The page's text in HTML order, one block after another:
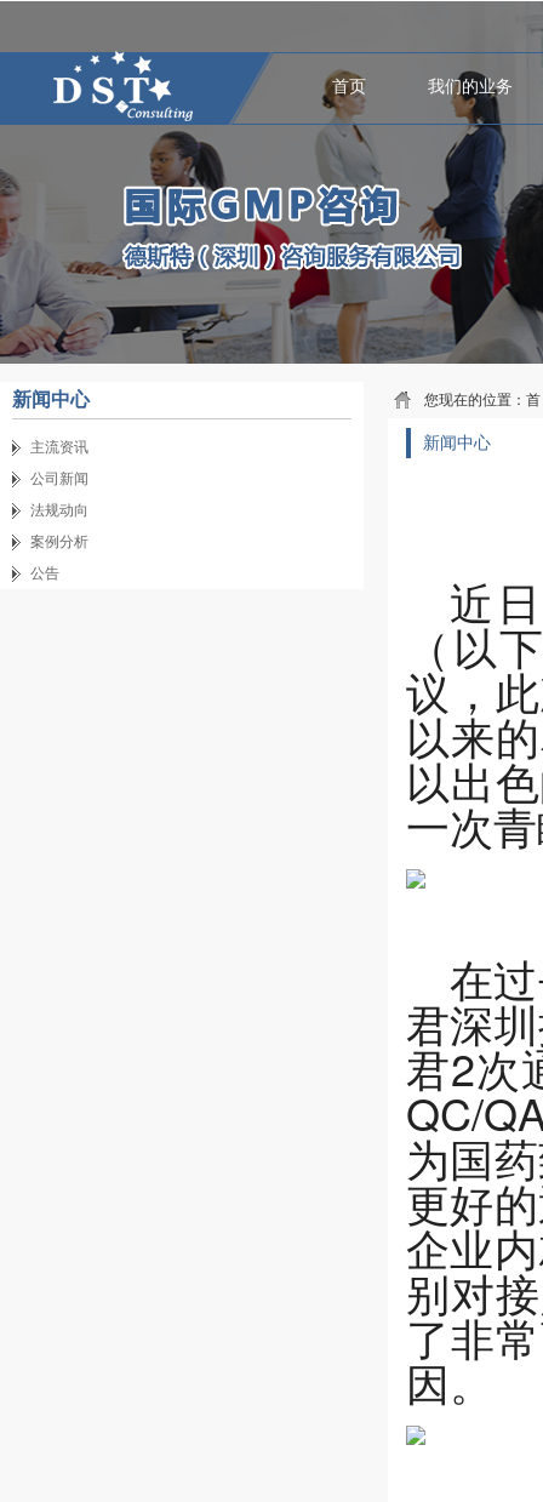
首页 我们的业务
新闻中心
主流资讯
公司新闻
法规动向
案例分析
公告
您现在的位置： 首
新闻中心
近
（以
议，
以来
以出
一次
在
君深
君2次
QC/
为国
更好
企业
别对
了非
因。